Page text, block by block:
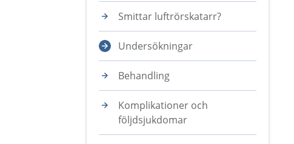
Smittar luftrörskatarr?
Undersökningar
Behandling
Komplikationer och
följdsjukdomar